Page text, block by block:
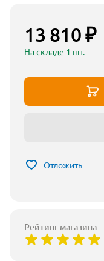
13 810 ₽
На складе 1 шт.
Отложить
Рейтинг магазина